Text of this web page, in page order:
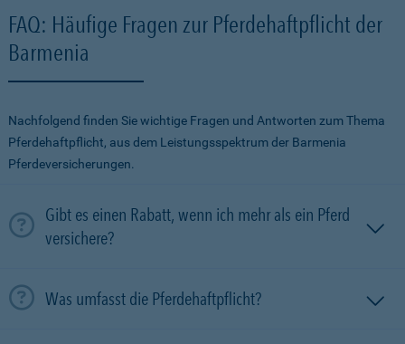
FAQ: Häufige Fragen zur Pferdehaftpflicht der
Barmenia
Nachfolgend finden Sie wichtige Fragen und Antworten zum Thema
Pferdehaftpflicht, aus dem Leistungsspektrum der Barmenia
Pferdeversicherungen.
Gibt es einen Rabatt, wenn ich mehr als ein Pferd
versichere?
Was umfasst die Pferdehaftpflicht?